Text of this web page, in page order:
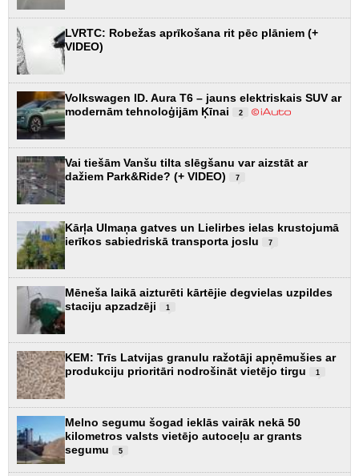
LVRTC: Robežas aprīkošana rit pēc plāniem (+
VIDEO)
Volkswagen ID. Aura T6 – jauns elektriskais SUV ar
modernām tehnoloģijām Ķīnai
2
Vai tiešām Vanšu tilta slēgšanu var aizstāt ar
dažiem Park&Ride? (+ VIDEO)
7
Kārļa Ulmaņa gatves un Lielirbes ielas krustojumā
ierīkos sabiedriskā transporta joslu
7
Mēneša laikā aizturēti kārtējie degvielas uzpildes
staciju apzadzēji
1
KEM: Trīs Latvijas granulu ražotāji apņēmušies ar
produkciju prioritāri nodrošināt vietējo tirgu
1
Melno segumu šogad ieklās vairāk nekā 50
kilometros valsts vietējo autoceļu ar grants
segumu
5